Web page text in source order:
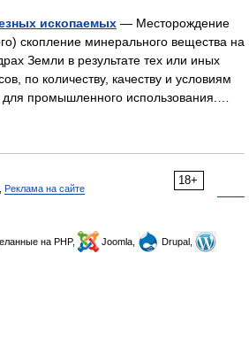
ископаемых — Месторождение
скопление минерального вещества на
Земли в результате тех или иных
по количеству, качеству и условиям
для промышленного использования.…
18+
Реклама на сайте
на PHP, Joomla,
Drupal,